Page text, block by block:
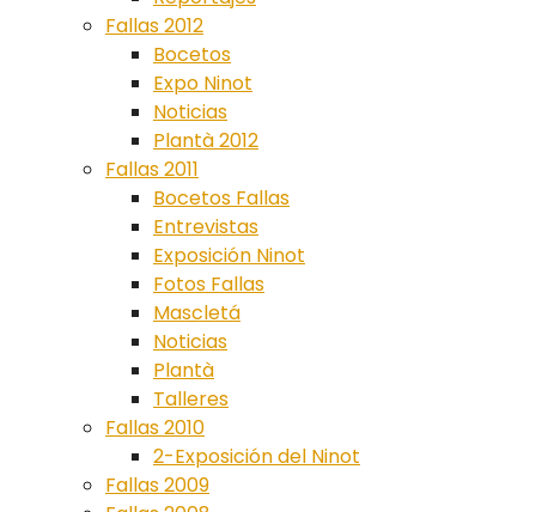
Fallas 2012
Bocetos
Expo Ninot
Noticias
Plantà 2012
Fallas 2011
Bocetos Fallas
Entrevistas
Exposición Ninot
Fotos Fallas
Mascletá
Noticias
Plantà
Talleres
Fallas 2010
2-Exposición del Ninot
Fallas 2009